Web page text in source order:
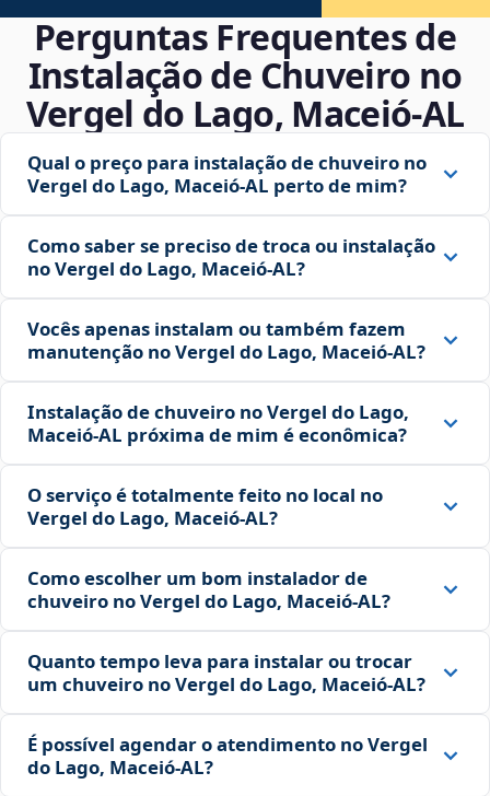
Perguntas Frequentes de
Instalação de Chuveiro no
Vergel do Lago, Maceió‑AL
Qual o preço para instalação de chuveiro no
Vergel do Lago, Maceió‑AL perto de mim?
Como saber se preciso de troca ou instalação
no Vergel do Lago, Maceió‑AL?
Vocês apenas instalam ou também fazem
manutenção no Vergel do Lago, Maceió‑AL?
Instalação de chuveiro no Vergel do Lago,
Maceió‑AL próxima de mim é econômica?
O serviço é totalmente feito no local no
Vergel do Lago, Maceió‑AL?
Como escolher um bom instalador de
chuveiro no Vergel do Lago, Maceió‑AL?
Quanto tempo leva para instalar ou trocar
um chuveiro no Vergel do Lago, Maceió‑AL?
É possível agendar o atendimento no Vergel
do Lago, Maceió‑AL?